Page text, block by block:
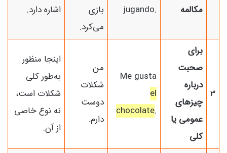
مکالمه
jugando.
بازی
می‌کرد.
اشاره دارد.
3
برای
صحبت
درباره
چیزهای
عمومی یا
کلی
Me gusta
el
chocolate.
من
شکلات
دوست
دارم.
اینجا منظور
به‌طور کلی
شکلات است،
نه نوع خاصی
از آن.